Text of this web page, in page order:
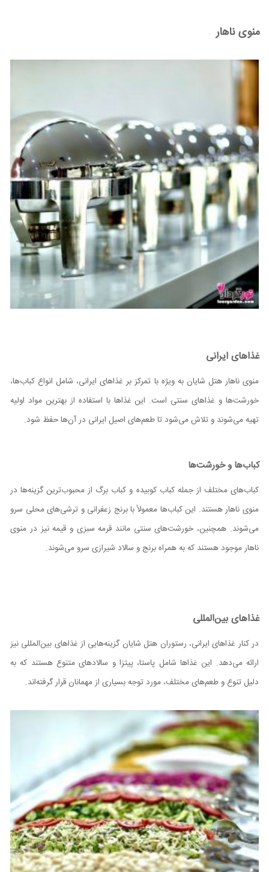
منوی ناهار
غذاهای ایرانی
منوی ناهار هتل شایان به ویژه با تمرکز بر غذاهای ایرانی، شامل انواع کباب‌ها،
خورشت‌ها و غذاهای سنتی است. این غذاها با استفاده از بهترین مواد اولیه
تهیه می‌شوند و تلاش می‌شود تا طعم‌های اصیل ایرانی در آن‌ها حفظ شود.
کباب‌ها و خورشت‌ها
کباب‌های مختلف از جمله کباب کوبیده و کباب برگ از محبوب‌ترین گزینه‌ها در
منوی ناهار هستند. این کباب‌ها معمولاً با برنج زعفرانی و ترشی‌های محلی سرو
می‌شوند. همچنین، خورشت‌های سنتی مانند قرمه سبزی و قیمه نیز در منوی
ناهار موجود هستند که به همراه برنج و سالاد شیرازی سرو می‌شوند.
غذاهای بین‌المللی
در کنار غذاهای ایرانی، رستوران هتل شایان گزینه‌هایی از غذاهای بین‌المللی نیز
ارائه می‌دهد. این غذاها شامل پاستا، پیتزا و سالادهای متنوع هستند که به
دلیل تنوع و طعم‌های مختلف، مورد توجه بسیاری از مهمانان قرار گرفته‌اند.